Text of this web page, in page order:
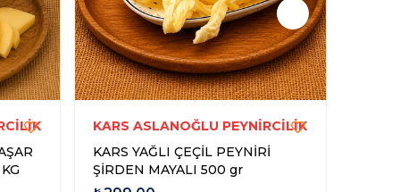
KARS ASLANOĞLU PEYNİRCİLİK
KARS YAĞLI ÇEÇİL PEYNİRİ
ŞİRDEN MAYALI 500 gr